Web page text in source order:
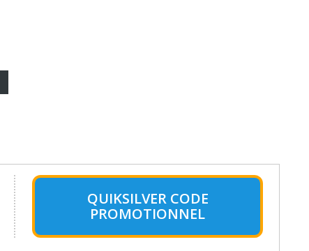
QUIKSILVER CODE
PROMOTIONNEL